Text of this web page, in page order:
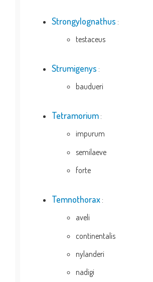
Strongylognathus :
testaceus
Strumigenys :
baudueri
Tetramorium :
impurum
semilaeve
forte
Temnothorax :
aveli
continentalis
nylanderi
nadigi